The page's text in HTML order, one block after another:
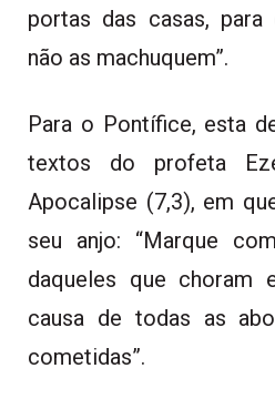
portas das casas,
não as machuquem”.
Para o Pontífice, esta
textos do profeta
Apocalipse (7,3), em
seu anjo: “Marque
daqueles que choram
causa de todas as
cometidas”.